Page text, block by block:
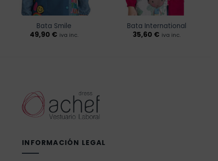
Bata Smile
49,90 € iva inc.
Bata International
35,60 € iva inc.
INFORMACIÓN LEGAL